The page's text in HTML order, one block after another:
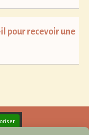
pour recevoir une